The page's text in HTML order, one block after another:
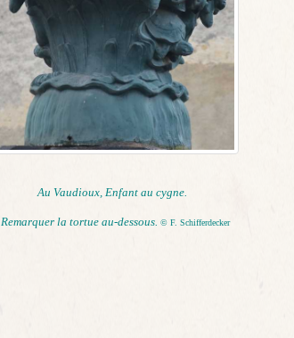
Au Vaudioux, Enfant au cygne.
Remarquer la tortue au-dessous. © F. Schifferdecker